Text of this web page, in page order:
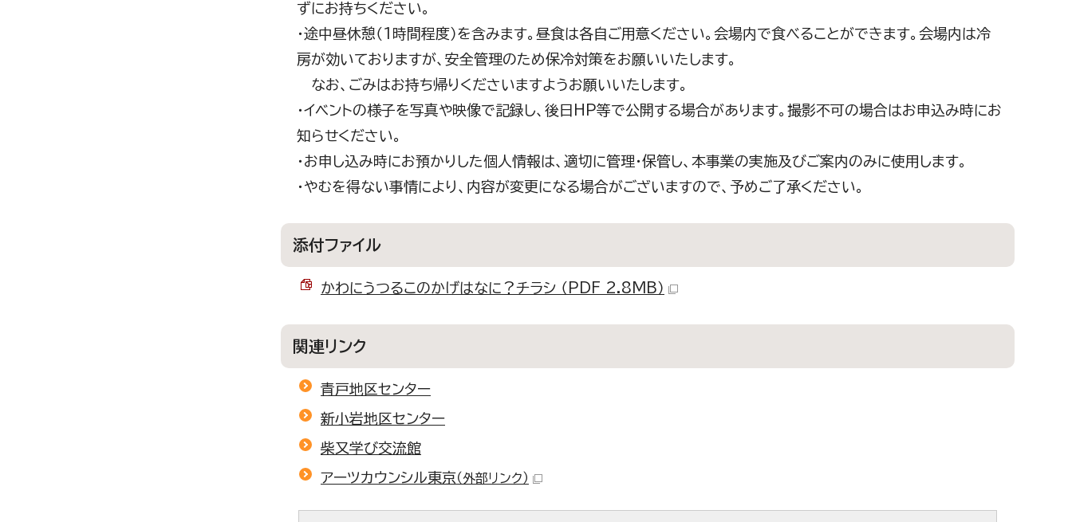
ずにお持ちください。
・途中昼休憩（1時間程度）を含みます。昼食は各自ご用意ください。会場内で食べることができます。会場内は冷
房が効いておりますが、安全管理のため保冷対策をお願いいたします。
なお、ごみはお持ち帰りくださいますようお願いいたします。
・イベントの様子を写真や映像で記録し、後日HP等で公開する場合があります。撮影不可の場合はお申込み時にお
知らせください。
・お申し込み時にお預かりした個人情報は、適切に管理・保管し、本事業の実施及びご案内のみに使用します。
・やむを得ない事情により、内容が変更になる場合がございますので、予めご了承ください。
添付ファイル
かわにうつるこのかげはなに？チラシ （PDF 2.8MB）
関連リンク
青戸地区センター
新小岩地区センター
柴又学び交流館
アーツカウンシル東京（外部リンク）